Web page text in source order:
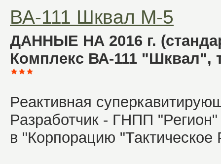
ВА-111 Шквал М-5
ДАННЫЕ НА 2016 г.
Комплекс ВА-111 "Шквал",
Реактивная
Разработчик - ГНПП
в "Корпорацию